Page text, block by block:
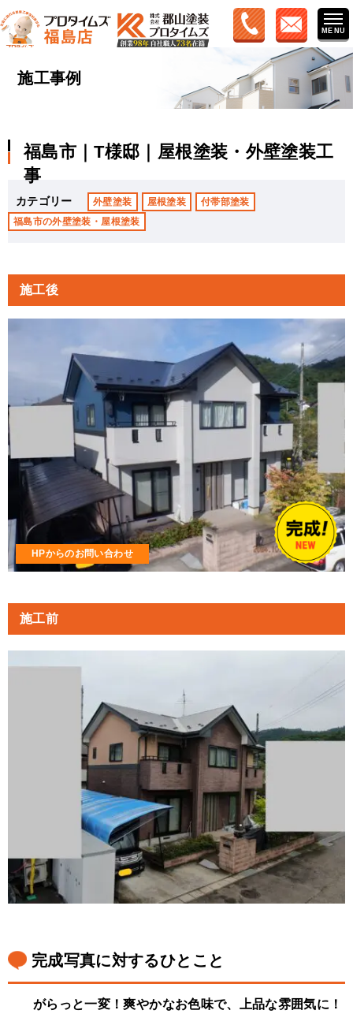
施工事例
福島市｜T様邸｜屋根塗装・外壁塗装工
事
カテゴリー 外壁塗装 屋根塗装
付帯部塗装
福島市の外壁塗装・屋根塗装
施工後
HPからのお問い合わせ
施工前
完成写真に対するひとこと
がらっと一変！爽やかなお色味で、上品な雰囲気に！